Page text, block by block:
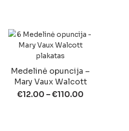
Medelinė opuncija –
Mary Vaux Walcott
€12.00 –€110.00